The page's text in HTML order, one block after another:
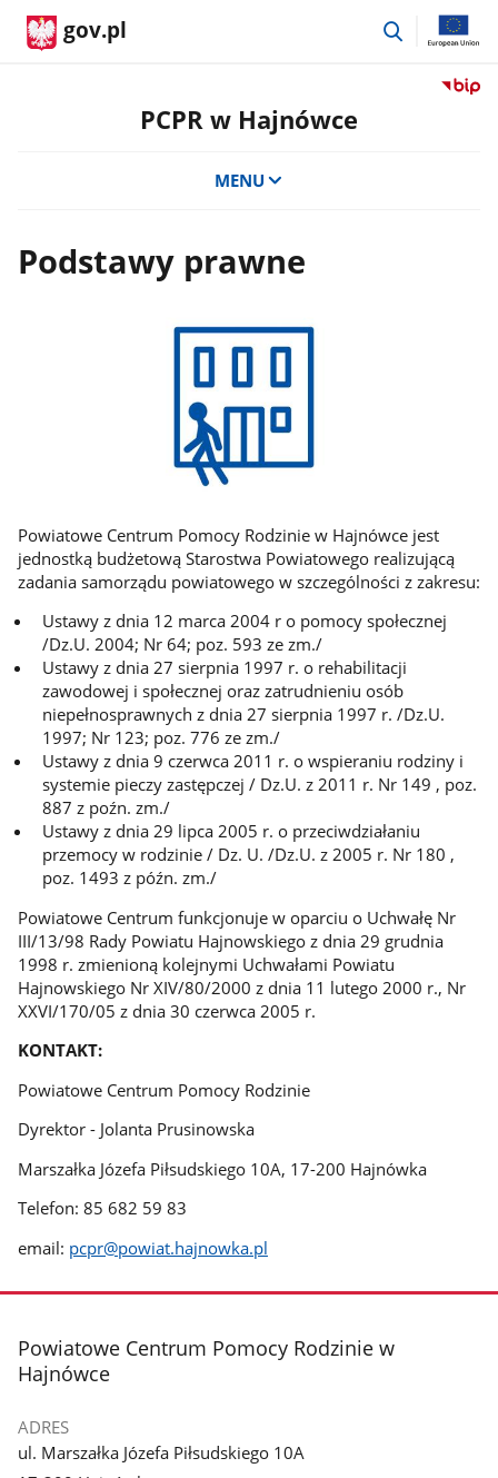
gov.pl
przejdź
Przejdź
PCPR w Hajnówce
MENU
Podstawy prawne
Powiatowe Centrum Pomocy Rodzinie w Hajnówce jest
jednostką budżetową Starostwa Powiatowego realizującą
zadania samorządu powiatowego w szczególności z zakresu:
Ustawy z dnia 12 marca 2004 r o pomocy społecznej
/Dz.U. 2004; Nr 64; poz. 593 ze zm./
Ustawy z dnia 27 sierpnia 1997 r. o rehabilitacji
zawodowej i społecznej oraz zatrudnieniu osób
niepełnosprawnych z dnia 27 sierpnia 1997 r. /Dz.U.
1997; Nr 123; poz. 776 ze zm./
Ustawy z dnia 9 czerwca 2011 r. o wspieraniu rodziny i
systemie pieczy zastępczej / Dz.U. z 2011 r. Nr 149 , poz.
887 z poźn. zm./
Ustawy z dnia 29 lipca 2005 r. o przeciwdziałaniu
przemocy w rodzinie / Dz. U. /Dz.U. z 2005 r. Nr 180 ,
poz. 1493 z późn. zm./
Powiatowe Centrum funkcjonuje w oparciu o Uchwałę Nr
III/13/98 Rady Powiatu Hajnowskiego z dnia 29 grudnia
1998 r. zmienioną kolejnymi Uchwałami Powiatu
Hajnowskiego Nr XIV/80/2000 z dnia 11 lutego 2000 r., Nr
XXVI/170/05 z dnia 30 czerwca 2005 r.
KONTAKT:
Powiatowe Centrum Pomocy Rodzinie
Dyrektor - Jolanta Prusinowska
Marszałka Józefa Piłsudskiego 10A, 17-200 Hajnówka
Telefon: 85 682 59 83
email: pcpr@powiat.hajnowka.pl
stopka
Powiatowe Centrum Pomocy Rodzinie w
Hajnówce
ADRES
ul. Marszałka Józefa Piłsudskiego 10A